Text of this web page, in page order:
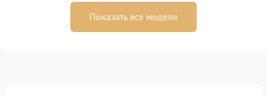
Показать все модели